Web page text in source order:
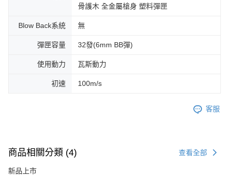
骨護木 全金屬槍身 塑料彈匣
Blow Back系統 無
彈匣容量 32發(6mm BB彈)
使用動力 瓦斯動力
初速 100m/s
客服
商品相關分類 (4) 查看全部
新品上市